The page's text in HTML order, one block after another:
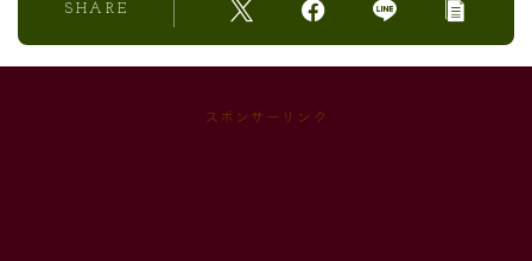
SHARE
スポンサーリンク